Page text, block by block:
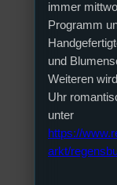
immer
Programm
und
Weiteren
Uhr
unter
https://
arkt/